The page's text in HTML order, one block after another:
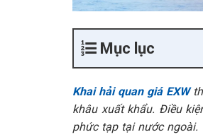
Mục lục
Khai hải quan giá EXW
khâu xuất khẩu. Điều
phức tạp tại nước ngoài.